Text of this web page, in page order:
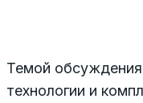
Темой
технологии и